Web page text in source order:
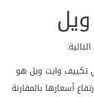
تكييف وايت ويل هو
أسعارها بالمقارنة